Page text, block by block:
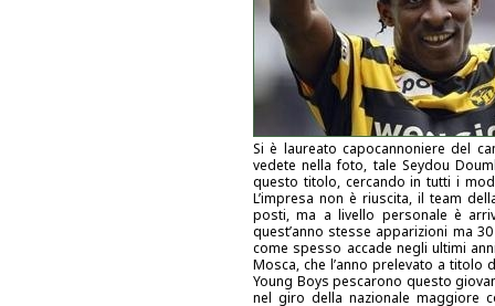
Si è laureato capocannoniere del
vedete nella foto, tale Seydou
questo titolo, cercando in tutti i
L’impresa non è riuscita, il team
posti, ma a livello personale è
quest’anno stesse apparizioni ma
come spesso accade negli ultimi
Mosca, che l’anno prelevato a titolo
Young Boys pescarono questo
nel giro della nazionale maggiore